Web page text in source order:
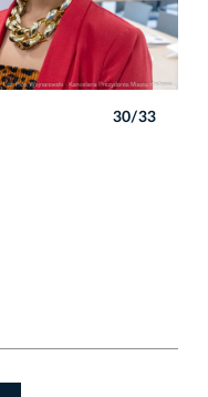
30/33